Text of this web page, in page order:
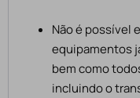
Não é possível
equipamentos
bem como
incluindo o